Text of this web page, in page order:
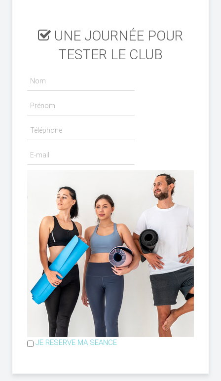
UNE JOURNÉE POUR
TESTER LE CLUB
JE RESERVE MA SEANCE